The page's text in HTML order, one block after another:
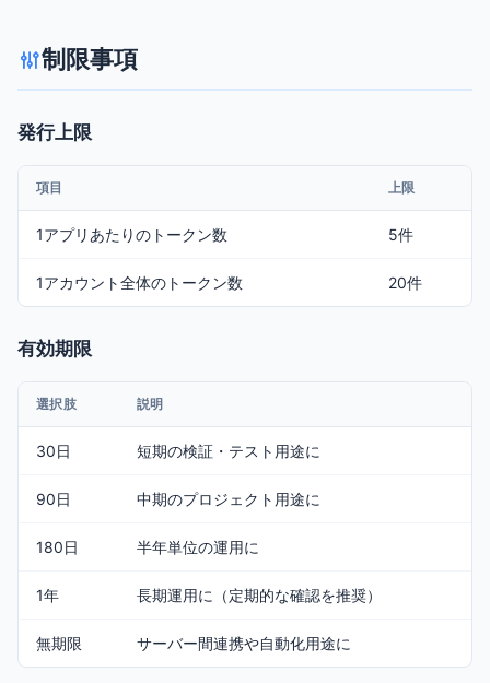
制限事項
発行上限
項目 上限
1アプリあたりのトークン数 5件
1アカウント全体のトークン数 20件
有効期限
選択肢 説明
30日 短期の検証・テスト用途に
90日 中期のプロジェクト用途に
180日 半年単位の運用に
1年 長期運用に（定期的な確認を推奨）
無期限 サーバー間連携や自動化用途に